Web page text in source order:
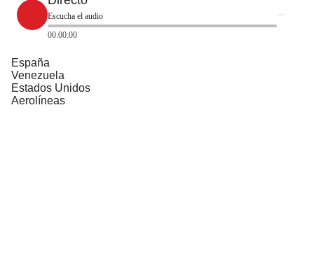
Escucha el audio
00:00:00
España
Venezuela
Estados Unidos
Aerolíneas